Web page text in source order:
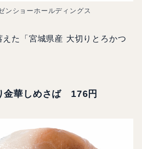
ンショーホールディングス
た「宮城県産 大切りとろかつ
金華しめさば 176円